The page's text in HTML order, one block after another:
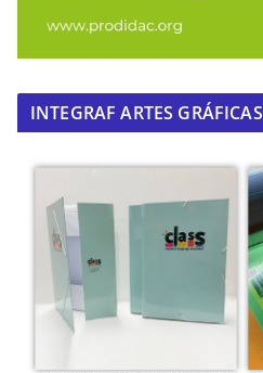
INTEGRAF ARTES GRÁFICAS